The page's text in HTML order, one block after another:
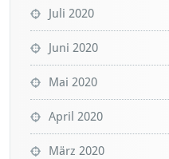
Juli 2020
Juni 2020
Mai 2020
April 2020
März 2020